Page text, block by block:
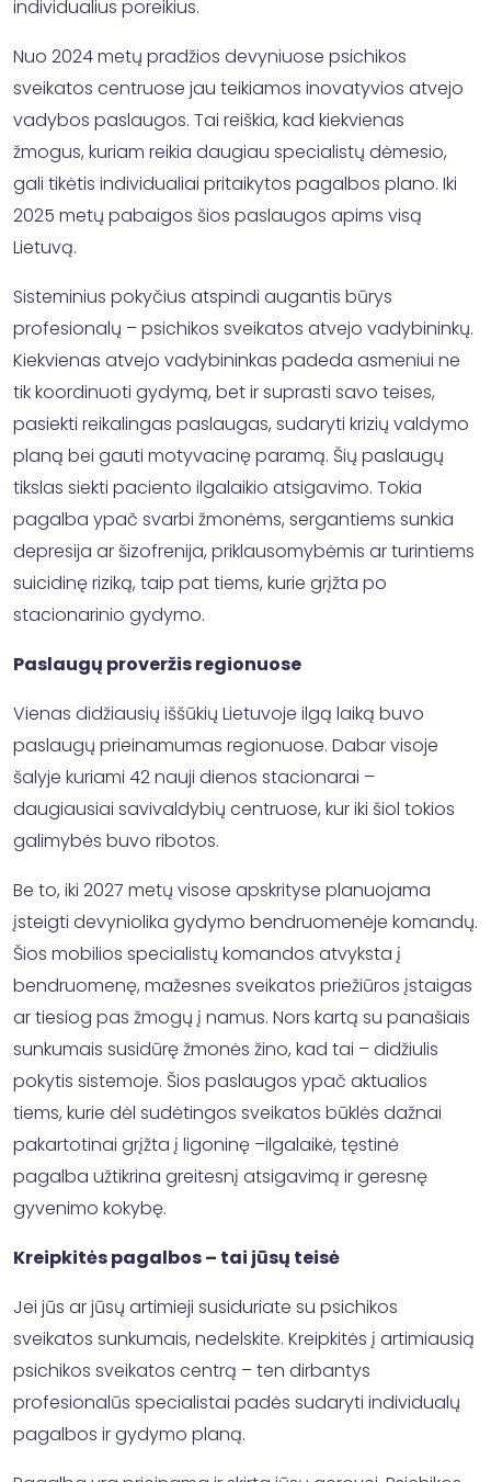
individualius poreikius.
Nuo 2024 metų pradžios devyniuose psichikos
sveikatos centruose jau teikiamos inovatyvios atvejo
vadybos paslaugos. Tai reiškia, kad kiekvienas
žmogus, kuriam reikia daugiau specialistų dėmesio,
gali tikėtis individualiai pritaikytos pagalbos plano. Iki
2025 metų pabaigos šios paslaugos apims visą
Lietuvą.
Sisteminius pokyčius atspindi augantis būrys
profesionalų – psichikos sveikatos atvejo vadybininkų.
Kiekvienas atvejo vadybininkas padeda asmeniui ne
tik koordinuoti gydymą, bet ir suprasti savo teises,
pasiekti reikalingas paslaugas, sudaryti krizių valdymo
planą bei gauti motyvacinę paramą. Šių paslaugų
tikslas siekti paciento ilgalaikio atsigavimo. Tokia
pagalba ypač svarbi žmonėms, sergantiems sunkia
depresija ar šizofrenija, priklausomybėmis ar turintiems
suicidinę riziką, taip pat tiems, kurie grįžta po
stacionarinio gydymo.
Paslaugų proveržis regionuose
Vienas didžiausių iššūkių Lietuvoje ilgą laiką buvo
paslaugų prieinamumas regionuose. Dabar visoje
šalyje kuriami 42 nauji dienos stacionarai –
daugiausiai savivaldybių centruose, kur iki šiol tokios
galimybės buvo ribotos.
Be to, iki 2027 metų visose apskrityse planuojama
įsteigti devyniolika gydymo bendruomenėje komandų.
Šios mobilios specialistų komandos atvyksta į
bendruomenę, mažesnes sveikatos priežiūros įstaigas
ar tiesiog pas žmogų į namus. Nors kartą su panašiais
sunkumais susidūrę žmonės žino, kad tai – didžiulis
pokytis sistemoje. Šios paslaugos ypač aktualios
tiems, kurie dėl sudėtingos sveikatos būklės dažnai
pakartotinai grįžta į ligoninę –ilgalaikė, tęstinė
pagalba užtikrina greitesnį atsigavimą ir geresnę
gyvenimo kokybę.
Kreipkitės pagalbos – tai jūsų teisė
Jei jūs ar jūsų artimieji susiduriate su psichikos
sveikatos sunkumais, nedelskite. Kreipkitės į artimiausią
psichikos sveikatos centrą – ten dirbantys
profesionalūs specialistai padės sudaryti individualų
pagalbos ir gydymo planą.